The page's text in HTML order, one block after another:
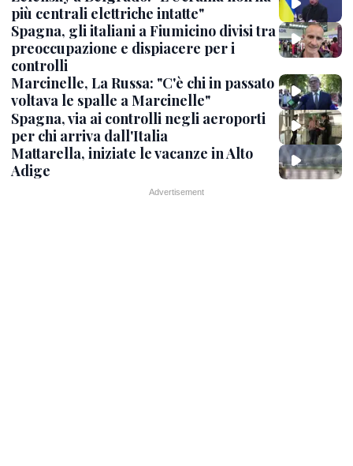
più centrali elettriche intatte"
Spagna, gli italiani a Fiumicino divisi tra
preoccupazione e dispiacere per i
controlli
Marcinelle, La Russa: "C'è chi in passato
voltava le spalle a Marcinelle"
Spagna, via ai controlli negli aeroporti
per chi arriva dall'Italia
Mattarella, iniziate le vacanze in Alto
Adige